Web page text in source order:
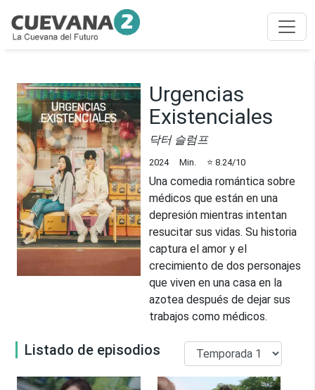
Urgencias
Existenciales
닥터 슬럼프
2024 Min. ⭐ 8.24/10
Una comedia romántica sobre
médicos que están en una
depresión mientras intentan
resucitar sus vidas. Su historia
captura el amor y el
crecimiento de dos personajes
que viven en una casa en la
azotea después de dejar sus
trabajos como médicos.
Listado de episodios